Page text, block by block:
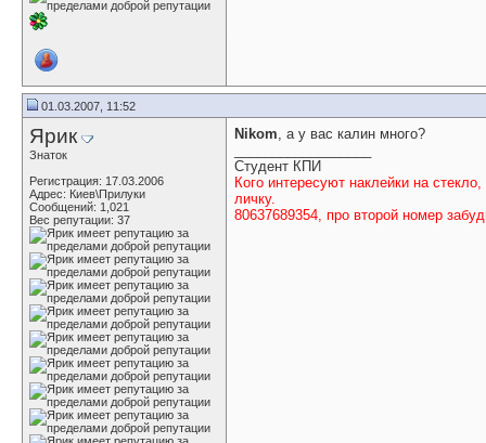
01.03.2007, 11:52
Ярик
Знаток
Регистрация: 17.03.2006
Адрес: Киев\Прилуки
Сообщений: 1,021
Вес репутации: 37
Nikom, а у вас калин много?
Студент КПИ
Кого интересуют наклейки на
личку.
80637689354, про второй номер